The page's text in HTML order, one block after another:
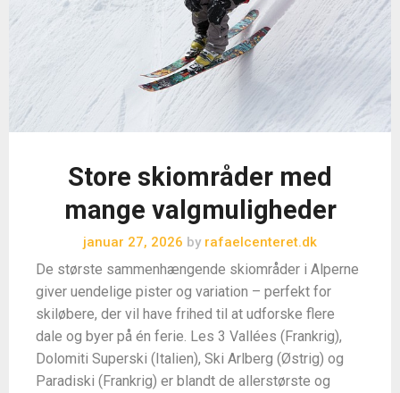
Store skiområder med
mange valgmuligheder
januar 27, 2026 by rafaelcenteret.dk
De største sammenhængende skiområder i Alperne
giver uendelige pister og variation – perfekt for
skiløbere, der vil have frihed til at udforske flere
dale og byer på én ferie. Les 3 Vallées (Frankrig),
Dolomiti Superski (Italien), Ski Arlberg (Østrig) og
Paradiski (Frankrig) er blandt de allerstørste og